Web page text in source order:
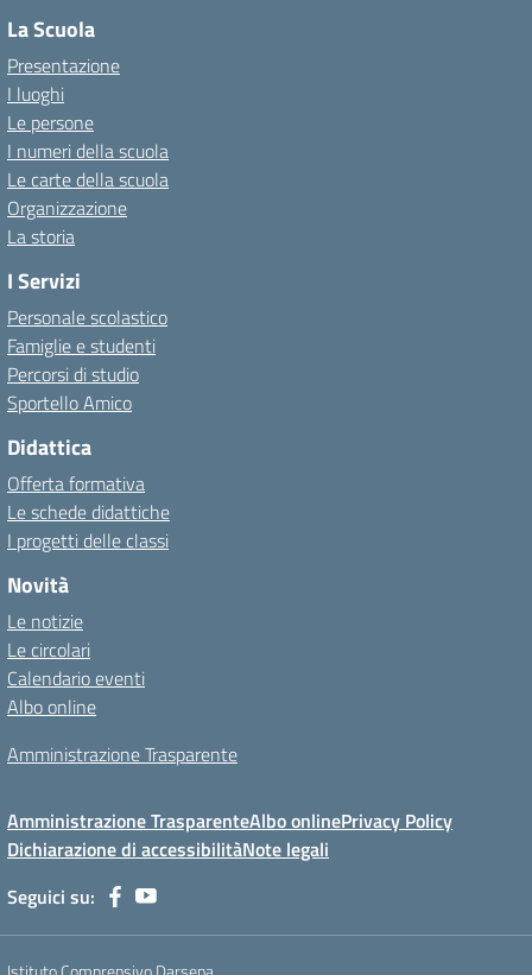
La Scuola
Presentazione
I luoghi
Le persone
I numeri della scuola
Le carte della scuola
Organizzazione
La storia
I Servizi
Personale scolastico
Famiglie e studenti
Percorsi di studio
Sportello Amico
Didattica
Offerta formativa
Le schede didattiche
I progetti delle classi
Novità
Le notizie
Le circolari
Calendario eventi
Albo online
Amministrazione Trasparente
Amministrazione TrasparenteAlbo onlinePrivacy Policy
Dichiarazione di accessibilitàNote legali
Seguici su: